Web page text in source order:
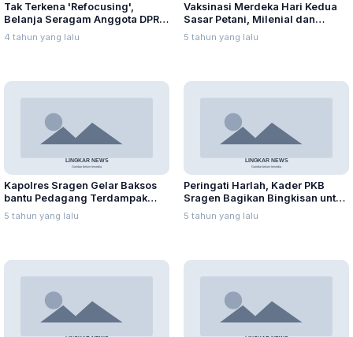
Tak Terkena 'Refocusing',
Belanja Seragam Anggota DPRD
Capai Ratusan Juta
4 tahun yang lalu
Vaksinasi Merdeka Hari Kedua
Sasar Petani, Milenial dan
Pegawai SPBU
5 tahun yang lalu
Kapolres Sragen Gelar Baksos
bantu Pedagang Terdampak
PPKM
5 tahun yang lalu
Peringati Harlah, Kader PKB
Sragen Bagikan Bingkisan untuk
Keluarga Isoman
5 tahun yang lalu